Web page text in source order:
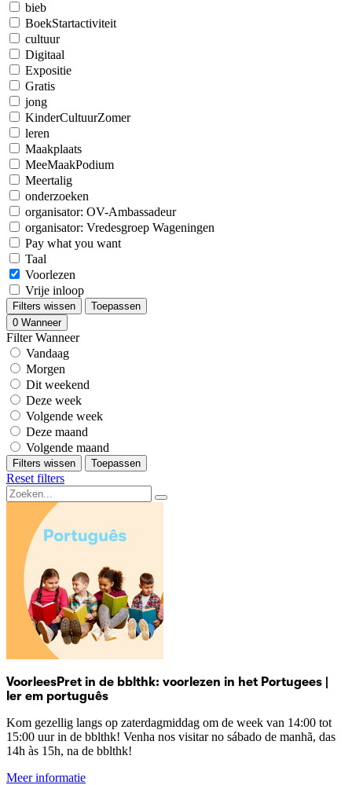
bieb
BoekStartactiviteit
cultuur
Digitaal
Expositie
Gratis
jong
KinderCultuurZomer
leren
Maakplaats
MeeMaakPodium
Meertalig
onderzoeken
organisator: OV-Ambassadeur
organisator: Vredesgroep Wageningen
Pay what you want
Taal
Voorlezen
Vrije inloop
Filters wissen
Toepassen
0 Wanneer
Filter Wanneer
Vandaag
Morgen
Dit weekend
Deze week
Volgende week
Deze maand
Volgende maand
Filters wissen Toepassen
Reset filters
VoorleesPret in de bblthk: voorlezen in het Portugees |
ler em português
Kom gezellig langs op zaterdagmiddag om de week van 14:00 tot
15:00 uur in de bblthk! Venha nos visitar no sábado de manhã, das
14h às 15h, na de bblthk!
Meer informatie